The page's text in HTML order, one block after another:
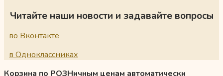
Читайте наши новости и задавайте вопросы
во Вконтакте
в Одноклассниках
Корзина по РОЗНичным ценам автоматически